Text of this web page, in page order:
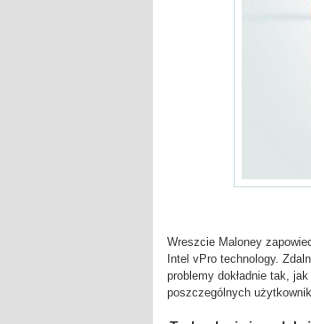
Wreszcie Maloney
Intel vPro technology.
problemy dokładnie tak,
poszczególnych